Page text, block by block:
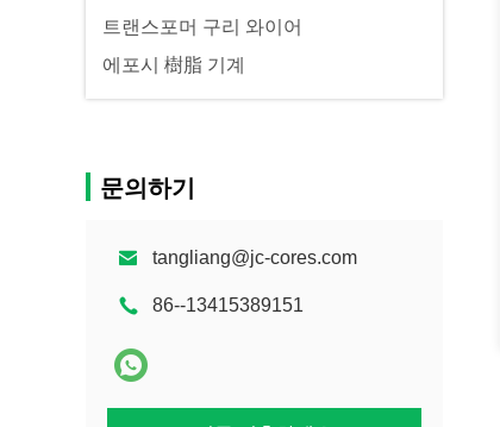
트랜스포머 구리 와이어
에포시 樹脂 기계
문의하기
tangliang@jc-cores.com
86--13415389151